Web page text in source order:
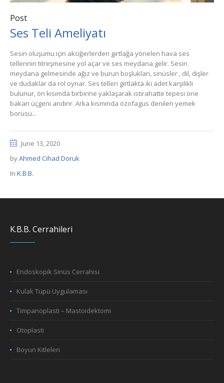
Post
Ses Teli Ameliyatı
Sesin oluşumu için akciğerlerden gırtlağa yönelen hava ses
tellerinin titreşmesine yol açar ve ses meydana gelir. Sesin
meydana gelmesinde ağız ve burun boşlukları, sinüsler , dil, dişler
ve dudaklar da rol oynar. Ses telleri gırtlakta iki adet karşılıklı
bulunur, ön kısımda birbirine yaklaşarak istirahatte tepesi öne
bakan üçgeni andırır. Arka kısmında özofagus denilen yemek
borusu...
June 13, 2020
byAhmed Cihad Doruk
In K.B.B.
K.B.B. Cerrahileri
Endoskopik Sinüs Cerrahisi
Kulak Tüpü Uygulaması
Timpanoplasti – Mastoidektomi
Otoplasti
Boyun Kitleleri